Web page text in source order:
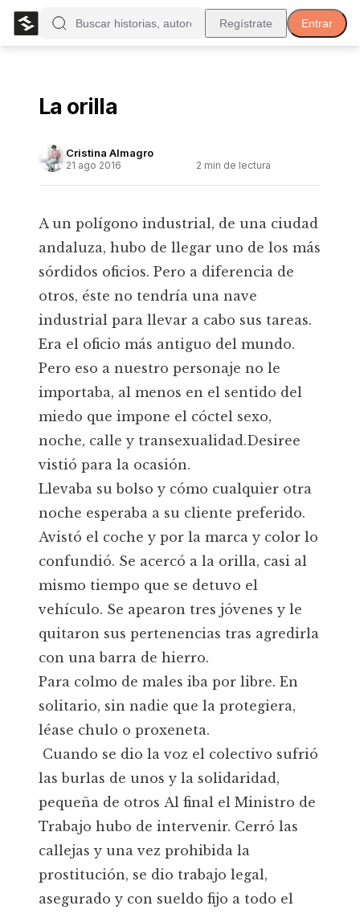
Regístrate Entrar
La orilla
Cristina Almagro
21 ago 2016 2 min de lectura
A un polígono industrial, de una ciudad
andaluza, hubo de llegar uno de los más
sórdidos oficios. Pero a diferencia de
otros, éste no tendría una nave
industrial para llevar a cabo sus tareas.
Era el oficio más antiguo del mundo.
Pero eso a nuestro personaje no le
importaba, al menos en el sentido del
miedo que impone el cóctel sexo,
noche, calle y transexualidad.Desiree
vistió para la ocasión.
Llevaba su bolso y cómo cualquier otra
noche esperaba a su cliente preferido.
Avistó el coche y por la marca y color lo
confundió. Se acercó a la orilla, casi al
mismo tiempo que se detuvo el
vehículo. Se apearon tres jóvenes y le
quitaron sus pertenencias tras agredirla
con una barra de hierro.
Para colmo de males iba por libre. En
solitario, sin nadie que la protegiera,
léase chulo o proxeneta.
Cuando se dio la voz el colectivo sufrió
las burlas de unos y la solidaridad,
pequeña de otros Al final el Ministro de
Trabajo hubo de intervenir. Cerró las
callejas y una vez prohibida la
prostitución, se dio trabajo legal,
asegurado y con sueldo fijo a todo el